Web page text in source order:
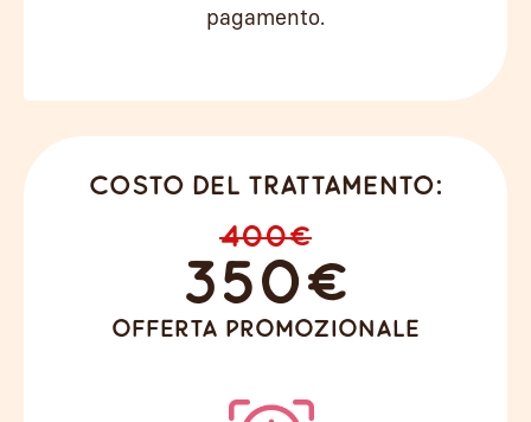
pagamento.
Costo del trattamento:
400€
350€
offerta promozionale